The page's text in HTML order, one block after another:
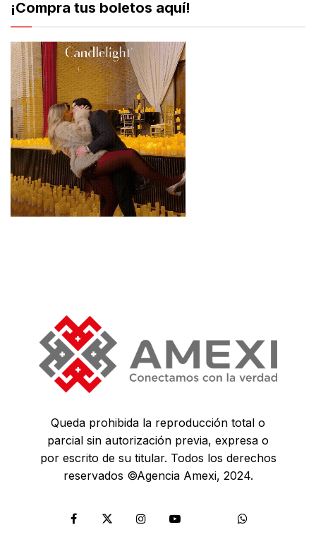
¡Compra tus boletos aquí!
Queda prohibida la reproducción total o
parcial sin autorización previa, expresa o
por escrito de su titular. Todos los derechos
reservados ©Agencia Amexi, 2024.